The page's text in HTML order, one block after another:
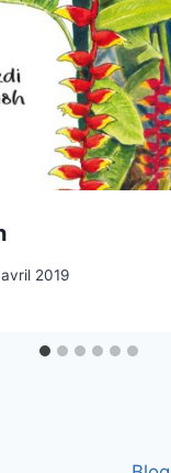
2019